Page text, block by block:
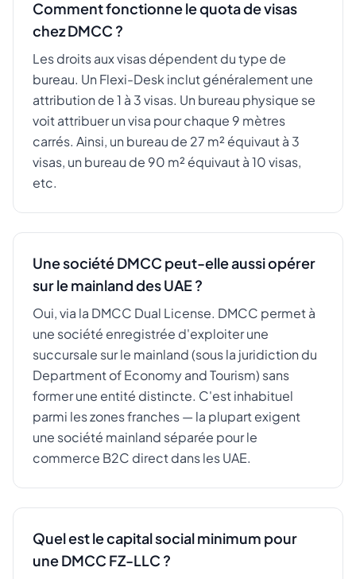
Comment fonctionne le quota de visas
chez DMCC ?
Les droits aux visas dépendent du type de
bureau. Un Flexi-Desk inclut généralement une
attribution de 1 à 3 visas. Un bureau physique se
voit attribuer un visa pour chaque 9 mètres
carrés. Ainsi, un bureau de 27 m² équivaut à 3
visas, un bureau de 90 m² équivaut à 10 visas,
etc.
Une société DMCC peut-elle aussi opérer
sur le mainland des UAE ?
Oui, via la DMCC Dual License. DMCC permet à
une société enregistrée d'exploiter une
succursale sur le mainland (sous la juridiction du
Department of Economy and Tourism) sans
former une entité distincte. C'est inhabituel
parmi les zones franches — la plupart exigent
une société mainland séparée pour le
commerce B2C direct dans les UAE.
Quel est le capital social minimum pour
une DMCC FZ-LLC ?